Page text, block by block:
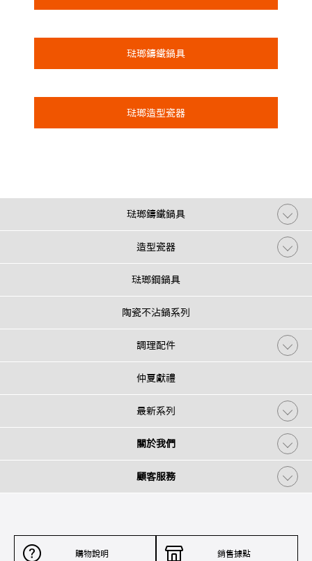
琺瑯鑄鐵鍋具
琺瑯造型瓷器
琺瑯鑄鐵鍋具
造型瓷器
琺瑯鋼鍋具
陶瓷不沾鍋系列
調理配件
仲夏獻禮
最新系列
關於我們
顧客服務
購物說明 銷售據點